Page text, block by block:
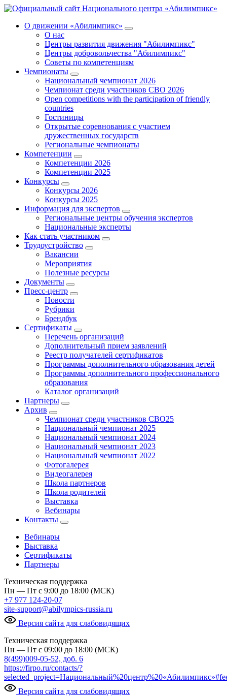
О движении «Абилимпикс»
О нас
Центры развития движения "Абилимпикс"
Центры добровольчества "Абилимпикс"
Советы по компетенциям
Чемпионаты
Национальный чемпионат 2026
Чемпионат среди участников СВО 2026
Open competitions with the participation of friendly
countries
Гостиницы
Открытые соревнования с участием
дружественных государств
Региональные чемпионаты
Компетенции
Компетенции 2026
Компетенции 2025
Конкурсы
Конкурсы 2026
Конкурсы 2025
Информация для экспертов
Региональные центры обучения экспертов
Национальные эксперты
Как стать участником
Трудоустройство
Вакансии
Мероприятия
Полезные ресурсы
Документы
Пресс-центр
Новости
Рубрики
Брендбук
Сертификаты
Перечень организаций
Дополнительный прием заявлений
Реестр получателей сертификатов
Программы дополнительного образования детей
Программы дополнительного профессионального
образования
Каталог организаций
Партнеры
Архив
Чемпионат среди участников СВО25
Национальный чемпионат 2025
Национальный чемпионат 2024
Национальный чемпионат 2023
Национальный чемпионат 2022
Фотогалерея
Видеогалерея
Школа партнеров
Школа родителей
Выставка
Вебинары
Контакты
Вебинары
Выставка
Сертификаты
Партнеры
Техническая поддержка
Пн — Пт с 9:00 до 18:00 (МСК)
+7 977 124-20-07
site-support@abilympics-russia.ru
Версия сайта для слабовидящих
Техническая поддержка
Пн — Пт с 09:00 до 18:00 (МСК)
8(499)009-05-52, доб. 6
https://firpo.ru/contacts/?
Версия сайта для слабовидящих